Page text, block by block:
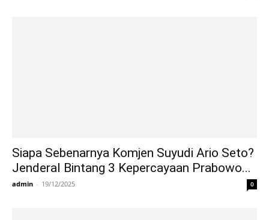
Siapa Sebenarnya Komjen Suyudi Ario Seto?
Jenderal Bintang 3 Kepercayaan Prabowo...
admin - 19/12/2025 0